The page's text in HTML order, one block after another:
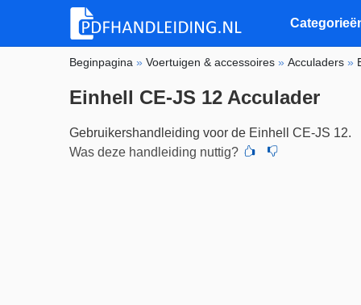
Beginpagina »Voertuigen & accessoires »Acculaders »
Einhell CE-JS 12 Acculader
Gebruikershandleiding voor de Einhell CE-JS 12.
Was deze handleiding nuttig?